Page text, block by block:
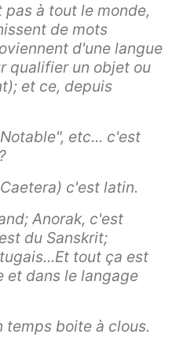
à tout le monde,
de mots
d'une langue
qualifier un objet ou
et ce, depuis
etc... c'est
c'est latin.
Anorak, c'est
du Sanskrit;
tout ça est
et dans le langage
temps boite à clous.